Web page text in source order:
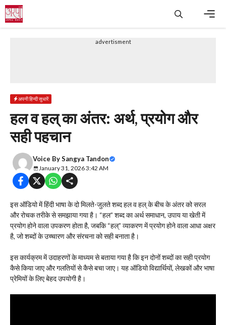
Skip
to
content
advertisment
अपनी हिन्दी सुधारें
हल व हल् का अंतर: अर्थ, प्रयोग और
सही पहचान
Voice BySangya Tandon
January 31, 2026 3:42 AM
इस ऑडियो में हिंदी भाषा के दो मिलते-जुलते शब्द हल व हल् के बीच के अंतर को सरल
और रोचक तरीके से समझाया गया है। “हल” शब्द का अर्थ समाधान, उपाय या खेती में
प्रयोग होने वाला उपकरण होता है, जबकि “हल्” व्याकरण में प्रयोग होने वाला आधा अक्षर
है, जो शब्दों के उच्चारण और संरचना को सही बनाता है।
इस कार्यक्रम में उदाहरणों के माध्यम से बताया गया है कि इन दोनों शब्दों का सही प्रयोग
कैसे किया जाए और गलतियों से कैसे बचा जाए। यह ऑडियो विद्यार्थियों, लेखकों और भाषा
प्रेमियों के लिए बेहद उपयोगी है।